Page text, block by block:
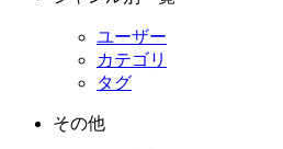
ユーザー
カテゴリ
タグ
その他